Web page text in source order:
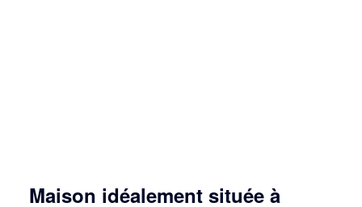
Maison idéalement située à